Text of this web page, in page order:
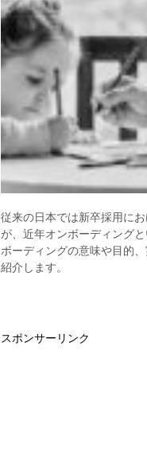
従来の日本では新卒採用に
が、近年オンボーディング
ボーディングの意味や目的
紹介します。
スポンサーリンク